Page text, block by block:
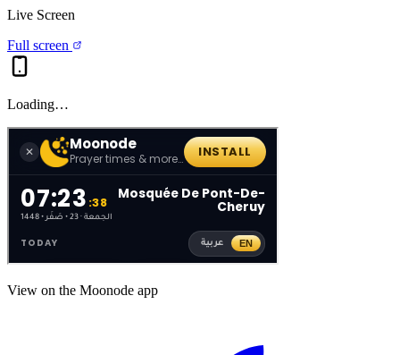
Live Screen
Full screen
Loading…
View on the Moonode app